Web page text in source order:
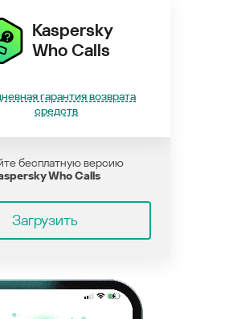
Kaspersky
Who Calls
гарантия возврата
средств
бесплатную версию
Who Calls
Загрузить